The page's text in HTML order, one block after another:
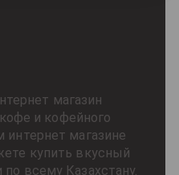
магазин
и кофейного
магазине
купить вкусный
всему Казахстану.